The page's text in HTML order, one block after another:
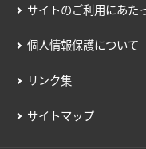
サイトのご利用にあた
個人情報保護について
リンク集
サイトマップ